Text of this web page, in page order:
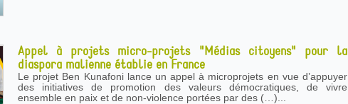
Appel à projets micro-projets "Médias citoyens" pour la
diaspora malienne établie en France
Le projet Ben Kunafoni lance un appel à microprojets en vue d’appuyer
des initiatives de promotion des valeurs démocratiques, de vivre
ensemble en paix et de non-violence portées par des (…)...